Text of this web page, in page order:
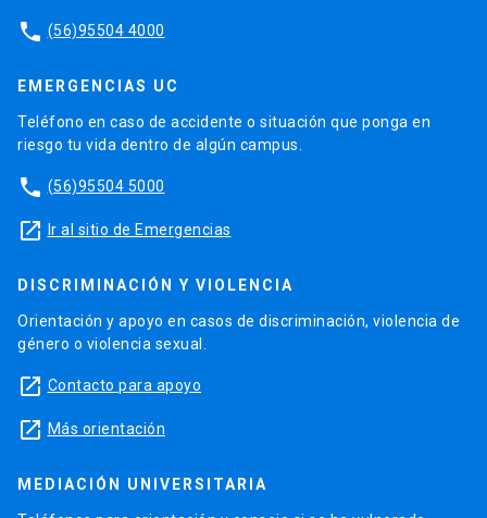
phone (56)95504 4000
EMERGENCIAS UC
Teléfono en caso de accidente o situación que ponga en
riesgo tu vida dentro de algún campus.
phone (56)95504 5000
launch Ir al sitio de Emergencias
DISCRIMINACIÓN Y VIOLENCIA
Orientación y apoyo en casos de discriminación, violencia de
género o violencia sexual.
launch Contacto para apoyo
launch Más orientación
MEDIACIÓN UNIVERSITARIA